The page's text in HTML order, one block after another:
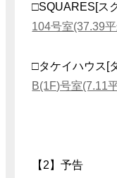
□SQUARES[ス
104号室(37.39
□タケイハウス[
B(1F)号室(7.11
【2】予告